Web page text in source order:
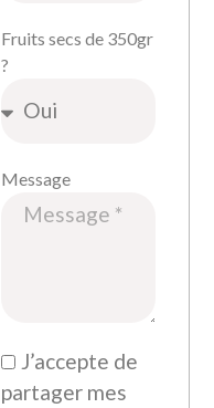
Fruits secs de 350gr
?
Message
J’accepte de
partager mes